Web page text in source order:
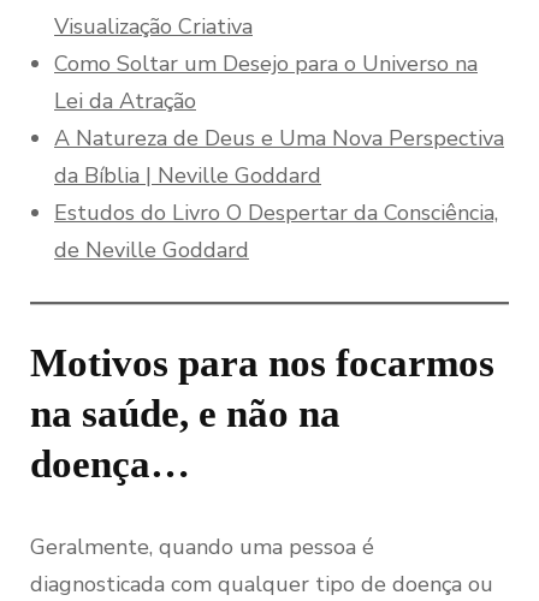
Visualização Criativa
Como Soltar um Desejo para o Universo na
Lei da Atração
A Natureza de Deus e Uma Nova Perspectiva
da Bíblia | Neville Goddard
Estudos do Livro O Despertar da Consciência,
de Neville Goddard
Motivos para nos focarmos
na saúde, e não na
doença…
Geralmente, quando uma pessoa é
diagnosticada com qualquer tipo de doença ou